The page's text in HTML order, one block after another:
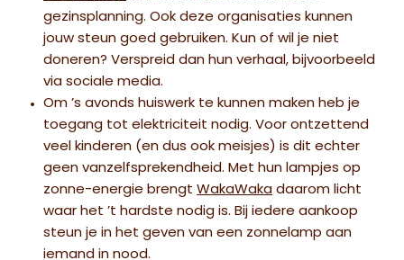
gezinsplanning. Ook deze organisaties kunnen
jouw steun goed gebruiken. Kun of wil je niet
doneren? Verspreid dan hun verhaal, bijvoorbeeld
via sociale media.
Om ’s avonds huiswerk te kunnen maken heb je
toegang tot elektriciteit nodig. Voor ontzettend
veel kinderen (en dus ook meisjes) is dit echter
geen vanzelfsprekendheid. Met hun lampjes op
zonne-energie brengt WakaWaka daarom licht
waar het ’t hardste nodig is. Bij iedere aankoop
steun je in het geven van een zonnelamp aan
iemand in nood.